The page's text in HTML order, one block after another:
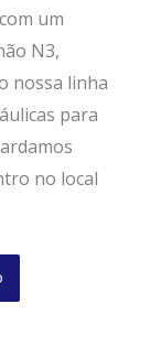
um
N3,
nossa linha
para
no local